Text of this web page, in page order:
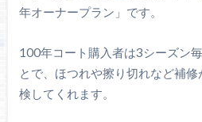
年オーナープラン」です。
100年コート購入者は3シーズン
とで、ほつれや擦り切れなど補
検してくれます。